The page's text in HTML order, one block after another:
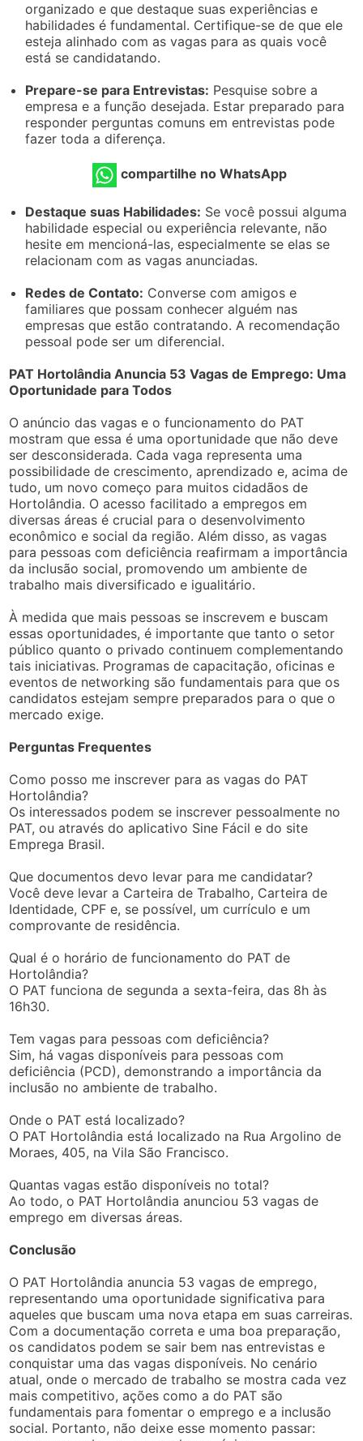
organizado e que destaque suas experiências e
habilidades é fundamental. Certifique-se de que ele
esteja alinhado com as vagas para as quais você
está se candidatando.
Prepare-se para Entrevistas: Pesquise sobre a
empresa e a função desejada. Estar preparado para
responder perguntas comuns em entrevistas pode
fazer toda a diferença.
compartilhe no WhatsApp
Destaque suas Habilidades: Se você possui alguma
habilidade especial ou experiência relevante, não
hesite em mencioná-las, especialmente se elas se
relacionam com as vagas anunciadas.
Redes de Contato: Converse com amigos e
familiares que possam conhecer alguém nas
empresas que estão contratando. A recomendação
pessoal pode ser um diferencial.
PAT Hortolândia Anuncia 53 Vagas de Emprego: Uma
Oportunidade para Todos
O anúncio das vagas e o funcionamento do PAT
mostram que essa é uma oportunidade que não deve
ser desconsiderada. Cada vaga representa uma
possibilidade de crescimento, aprendizado e, acima de
tudo, um novo começo para muitos cidadãos de
Hortolândia. O acesso facilitado a empregos em
diversas áreas é crucial para o desenvolvimento
econômico e social da região. Além disso, as vagas
para pessoas com deficiência reafirmam a importância
da inclusão social, promovendo um ambiente de
trabalho mais diversificado e igualitário.
À medida que mais pessoas se inscrevem e buscam
essas oportunidades, é importante que tanto o setor
público quanto o privado continuem complementando
tais iniciativas. Programas de capacitação, oficinas e
eventos de networking são fundamentais para que os
candidatos estejam sempre preparados para o que o
mercado exige.
Perguntas Frequentes
Como posso me inscrever para as vagas do PAT
Hortolândia?
Os interessados podem se inscrever pessoalmente no
PAT, ou através do aplicativo Sine Fácil e do site
Emprega Brasil.
Que documentos devo levar para me candidatar?
Você deve levar a Carteira de Trabalho, Carteira de
Identidade, CPF e, se possível, um currículo e um
comprovante de residência.
Qual é o horário de funcionamento do PAT de
Hortolândia?
O PAT funciona de segunda a sexta-feira, das 8h às
16h30.
Tem vagas para pessoas com deficiência?
Sim, há vagas disponíveis para pessoas com
deficiência (PCD), demonstrando a importância da
inclusão no ambiente de trabalho.
Onde o PAT está localizado?
O PAT Hortolândia está localizado na Rua Argolino de
Moraes, 405, na Vila São Francisco.
Quantas vagas estão disponíveis no total?
Ao todo, o PAT Hortolândia anunciou 53 vagas de
emprego em diversas áreas.
Conclusão
O PAT Hortolândia anuncia 53 vagas de emprego,
representando uma oportunidade significativa para
aqueles que buscam uma nova etapa em suas carreiras.
Com a documentação correta e uma boa preparação,
os candidatos podem se sair bem nas entrevistas e
conquistar uma das vagas disponíveis. No cenário
atual, onde o mercado de trabalho se mostra cada vez
mais competitivo, ações como a do PAT são
fundamentais para fomentar o emprego e a inclusão
social. Portanto, não deixe esse momento passar: